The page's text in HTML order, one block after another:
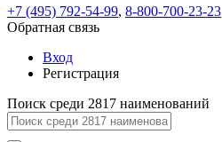
по
ней
для
регистрации.
Ок
Мы
отправим
ссылку
на
указанный
электронный
адрес,
test@test.ru
отправлена
ссылка.
Перейдите
по
Войти
Сообщение
+7 (495) 792-54-99, 8-800-700-23-23
Обратная связь
Вход
Регистрация
Поиск среди 2817 наименований